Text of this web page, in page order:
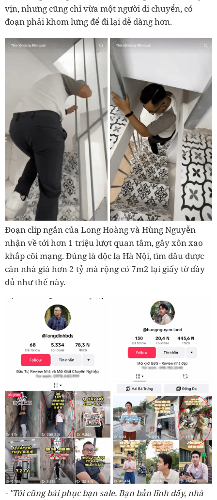
vịn, nhưng cũng chỉ vừa một người di chuyển, có
đoạn phải khom lưng để đi lại dễ dàng hơn.
Đoạn clip ngắn của Long Hoàng và Hùng Nguyễn
nhận về tới hơn 1 triệu lượt quan tâm, gây xôn xao
khắp cõi mạng. Đúng là độc lạ Hà Nội, tìm đâu được
căn nhà giá hơn 2 tỷ mà rộng có 7m2 lại giấy tờ đầy
đủ như thế này.
- "Tôi cũng bái phục bạn sale. Bạn bản lĩnh đấy, nhà